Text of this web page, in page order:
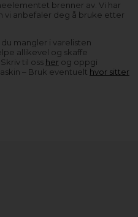
brenner av. Vi har
vi anbefaler deg å bruke etter
mangler i varelisten
allikevel og skaffe
til oss her og oppgi
– Bruk eventuelt hvor sitter